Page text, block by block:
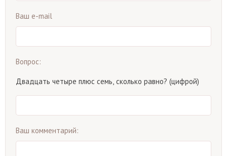
Ваш e-mail
Вопрос:
Двадцать четыре плюс семь, сколько равно? (цифрой)
Ваш комментарий: